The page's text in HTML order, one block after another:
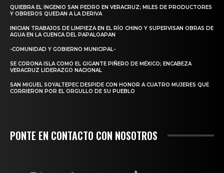
QUIEBRA EL INGENIO SAN PEDRO EN VERACRUZ; MILES DE PRODUCTORES
Y OBREROS QUEDAN A LA DERIVA
INICIAN TRABAJOS DE LIMPIEZA EN EL RÍO CHINO Y SUPERVISAN OBRAS DE
AGUA EN LA CUENCA DEL PAPALOAPAN
-COMUNIDAD Y GOBIERNO MUNICIPAL-
SE CORONA ISLA COMO EL GIGANTE PIÑERO DE MÉXICO; ENCABEZA
VERACRUZ LIDERAZGO NACIONAL
SAN MIGUEL SOYALTEPEC DESPIDE CON HONOR A CUATRO MUJERES QUE
CORRIERON POR EL ORGULLO DE SU PUEBLO
PONTE EN CONTACTO CON NOSOTROS